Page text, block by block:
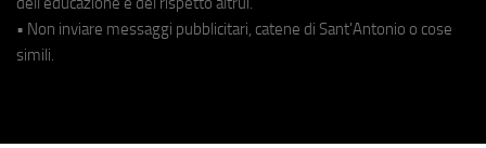
• Non inviare messaggi pubblicitari, catene di Sant'Antonio o cose
simili.